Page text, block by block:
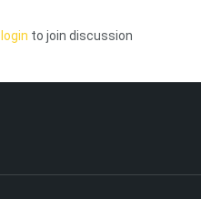
login to join discussion